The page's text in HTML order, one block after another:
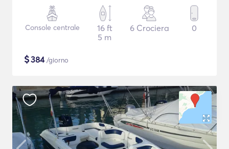
Console centrale
16 ft
5 m
6 Crociera 0
$384/giorno